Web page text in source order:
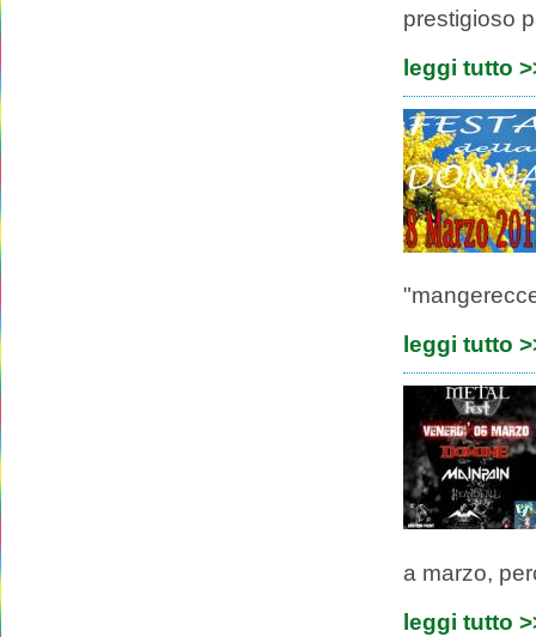
prestigioso
leggi tutto
leggi tutto
a marzo,
leggi tutto